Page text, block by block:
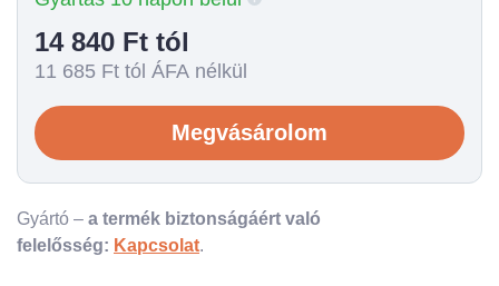
14 840 Ft tól
11 685 Ft tól ÁFA nélkül
Megvásárolom
Gyártó – a termék biztonságáért való
felelősség: Kapcsolat.